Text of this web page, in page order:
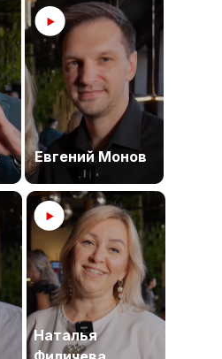
Наталья
Евгений Монов